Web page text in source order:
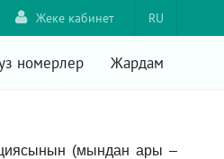
RU
Жеке кабинет
номерлер Жардам
(мындан ары –